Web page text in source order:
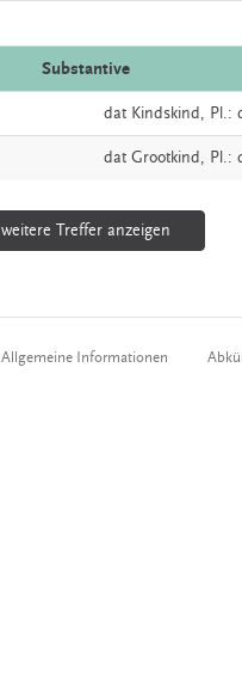
Substantive
dat Kindskind, Pl.:
dat Grootkind, Pl.:
weitere Treffer anzeigen
Allgemeine Informationen